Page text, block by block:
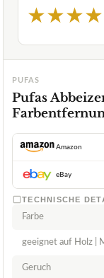
★★★★
PUFAS
Pufas
Amazon
eBay
TECHNISCHE
Farbe
geeignet auf Holz |
Geruch